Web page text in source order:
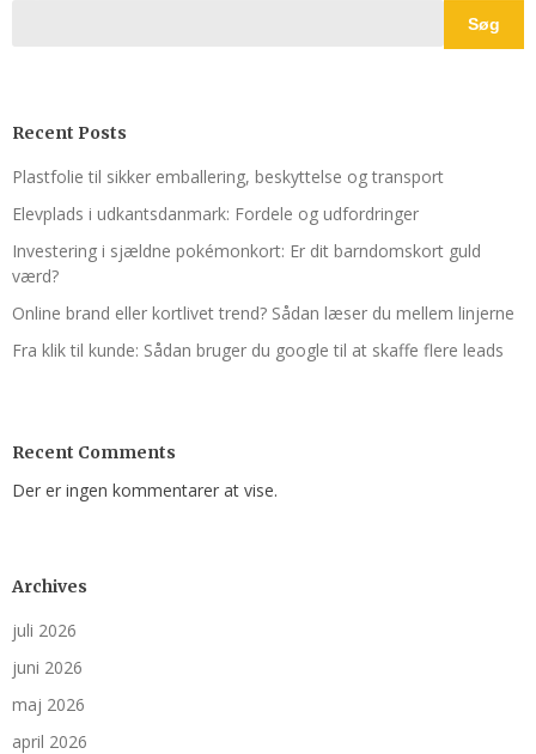
Søg
Recent Posts
Plastfolie til sikker emballering, beskyttelse og transport
Elevplads i udkantsdanmark: Fordele og udfordringer
Investering i sjældne pokémonkort: Er dit barndomskort guld
værd?
Online brand eller kortlivet trend? Sådan læser du mellem linjerne
Fra klik til kunde: Sådan bruger du google til at skaffe flere leads
Recent Comments
Der er ingen kommentarer at vise.
Archives
juli 2026
juni 2026
maj 2026
april 2026